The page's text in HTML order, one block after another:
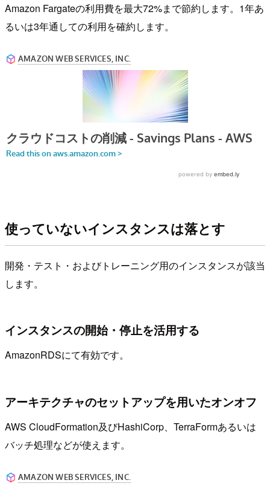
Amazon Fargateの利用費を最大72%まで節約します。1年あ
るいは3年通しての利用を確約します。
使っていないインスタンスは落とす
開発・テスト・およびトレーニング用のインスタンスが該当
します。
インスタンスの開始・停止を活用する
AmazonRDSにて有効です。
アーキテクチャのセットアップを用いたオンオフ
AWS CloudFormation及びHashiCorp、TerraFormあるいは
バッチ処理などが使えます。